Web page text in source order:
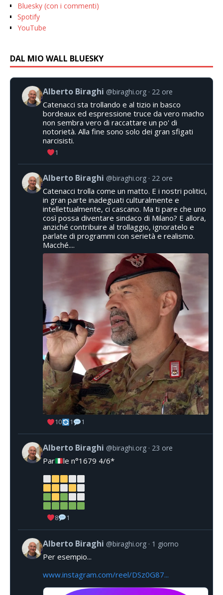
Bluesky (con i commenti)
Spotify
YouTube
DAL MIO WALL BLUESKY
Alberto Biraghi @biraghi.org 22 ore
Catenacci sta trollando e al tizio in basco
bordeaux ed espressione truce da vero macho
non sembra vero di raccattare un po' di
notorietà. Alla fine sono solo dei gran sfigati
narcisisti.
1
Alberto Biraghi @biraghi.org 22 ore
Catenacci trolla come un matto. E i nostri politici,
in gran parte inadeguati culturalmente e
intellettualmente, ci cascano. Ma ti pare che uno
così possa diventare sindaco di Milano? E allora,
anziché contribuire al trollaggio, ignoratelo e
parlate di programmi con serietà e realismo.
Macché....
10 1 1
Alberto Biraghi @biraghi.org 23 ore
Par le n°1679 4/6*
8 1
Alberto Biraghi @biraghi.org 1 giorno
Per esempio...
www.instagram.com/reel/DSz0G87...